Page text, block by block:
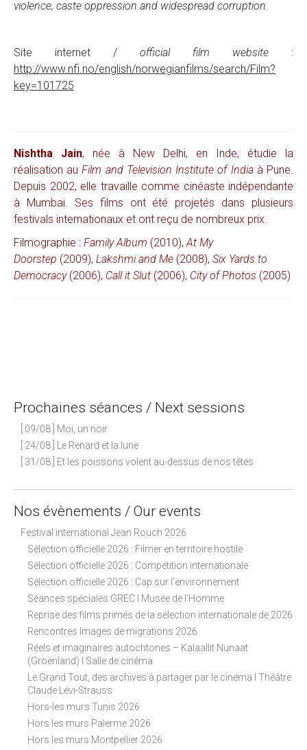
violence, caste oppression and widespread corruption.
Site internet / official film website :
http://www.nfi.no/english/norwegianfilms/search/Film?
key=101725
Nishtha Jain, née à New Delhi, en Inde, étudie la
réalisation auFilm and Television Institute of Indiaà Pune.
Depuis 2002, elle travaille comme cinéaste indépendante
à Mumbai. Ses films ont été projetés dans plusieurs
festivals internationaux et ont reçu de nombreux prix.
Filmographie : Family Album (2010),At My
Doorstep (2009), Lakshmi and Me (2008), Six Yards to
Democracy(2006), Call it Slut (2006), City of Photos (2005)
Prochaines séances / Next sessions
[ 09/08 ] Moi, un noir
[ 24/08 ] Le Renard et la lune
[ 31/08 ] Et les poissons volent au-dessus de nos têtes
Nos évènements / Our events
Festival international Jean Rouch 2026
Sélection officielle 2026 : Filmer en territoire hostile
Sélection officielle 2026 : Compétition internationale
Sélection officielle 2026 : Cap sur l'environnement
Séances spéciales GREC I Musée de l'Homme
Reprise des films primés de la sélection internationale de 2026
Rencontres Images de migrations 2026
Réels et imaginaires autochtones – Kalaallit Nunaat
(Groenland) I Salle de cinéma
Le Grand Tout, des archives à partager par le cinéma I Théâtre
Claude Lévi-Strauss
Hors-les murs Tunis 2026
Hors les murs Palerme 2026
Hors les murs Montpellier 2026